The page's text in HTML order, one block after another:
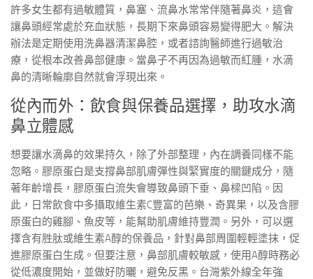
許多女生都有過敏體質，鼻塞、流鼻水常常伴隨著鼻炎，這會
讓鼻頭經常處於充血狀態，長期下來鼻頭容易變得肥大。解決
辦法是定期使用洗鼻器清潔鼻腔，或者諮詢醫師進行過敏治
療，從根本改善鼻部健康。當鼻子不再因為過敏而紅腫，水滴
鼻的清晰輪廓自然就會浮現出來。
從內而外：飲食與保養品選擇，助攻水滴
鼻立體感
想要讓水滴鼻的效果持久，除了外部整理，內在調養同樣不能
忽略。膠原蛋白是支撐鼻部肌膚彈性與緊實度的關鍵成分，隨
著年齡增長，膠原蛋白流失會導致鼻頭下垂、鼻樑凹陷。因
此，日常飲食中多攝取維生素C豐富的芭樂、奇異果，以及含膠
原蛋白的雞腳、魚皮等，能幫助肌膚維持豐潤。另外，可以選
擇含有胜肽或維生素A醇的保養品，針對鼻部周圍輕輕塗抹，促
進膠原蛋白生成。但要注意，鼻部肌膚較敏感，使用A醇時務必
從低濃度開始，並做好防曬，避免反黑。台灣紫外線全年強